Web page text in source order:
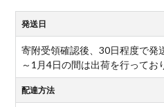
発送日
寄附受領確認後、30日程度で発
～1月4日の間は出荷を行ってお
配達方法